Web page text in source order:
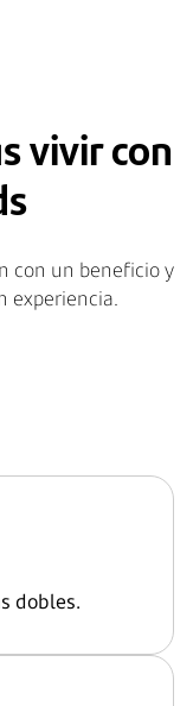
vivir con
con un beneficio y
experiencia.
dobles.